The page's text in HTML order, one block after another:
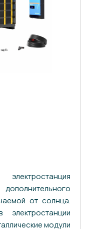
от солнца.
электростанции
модули